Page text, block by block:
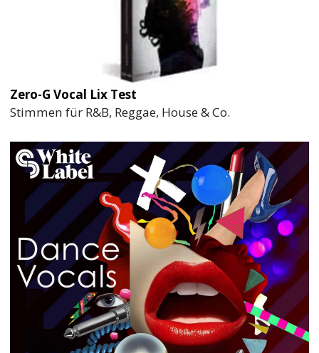
Zero-G Vocal Lix Test
Stimmen für R&B, Reggae, House & Co.